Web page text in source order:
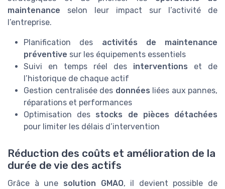
maintenance selon leur impact sur l’activité de
l’entreprise.
Planification des activités de maintenance
préventive sur les équipements essentiels
Suivi en temps réel des interventions et de
l’historique de chaque actif
Gestion centralisée des données liées aux pannes,
réparations et performances
Optimisation des stocks de pièces détachées
pour limiter les délais d’intervention
Réduction des coûts et amélioration de la
durée de vie des actifs
Grâce à une solution GMAO, il devient possible de